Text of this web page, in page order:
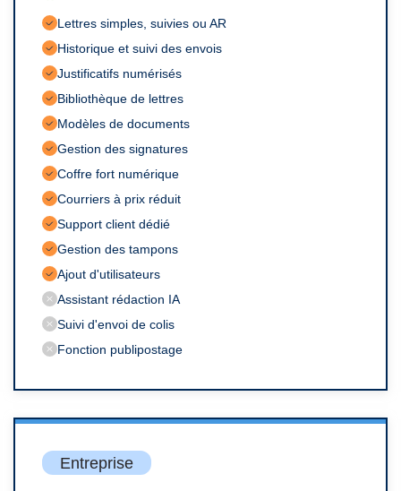
Historique et suivi des envois
Justificatifs numérisés
Modèles de documents
Gestion des signatures
Coffre fort numérique
Courriers à prix réduit
Support client dédié
Gestion des tampons
Ajout d'utilisateurs
Assistant rédaction IA
Suivi d'envoi de colis
Fonction publipostage
Entreprise